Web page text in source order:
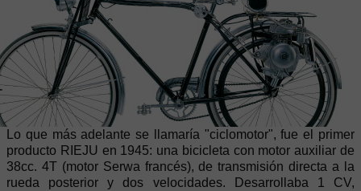
Lo que más adelante se llamaría "ciclomotor", fue el primer
producto RIEJU en 1945: una bicicleta con motor auxiliar de
38cc. 4T (motor Serwa francés), de transmisión directa a la
rueda posterior y dos velocidades. Desarrollaba 1 CV,